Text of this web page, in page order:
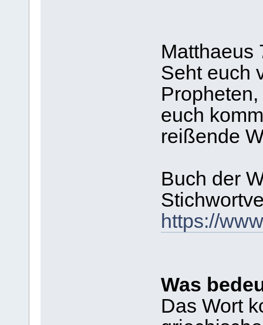
Matthaeus
Seht euch
euch
reißende
Buch der
https://
Was
Das Wort